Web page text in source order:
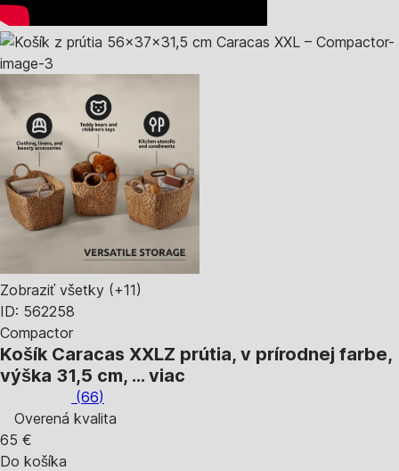
Zobraziť všetky (+11)
ID: 562258
Compactor
Košík Caracas XXLZ prútia, v prírodnej farbe,
výška 31,5 cm, … viac
(66)
Overená kvalita
65 €
Do košíka